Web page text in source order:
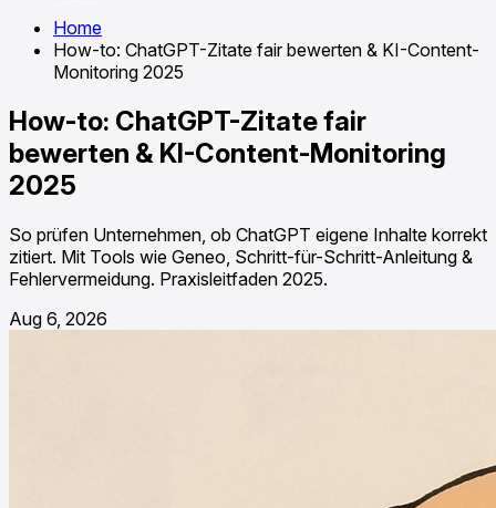
Home
How-to: ChatGPT-Zitate fair bewerten & KI-Content-
Monitoring 2025
How-to: ChatGPT-Zitate fair
bewerten & KI-Content-Monitoring
2025
So prüfen Unternehmen, ob ChatGPT eigene Inhalte korrekt
zitiert. Mit Tools wie Geneo, Schritt-für-Schritt-Anleitung &
Fehlervermeidung. Praxisleitfaden 2025.
Aug 6, 2026